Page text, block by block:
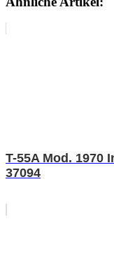
T-55A Mod. 1970
37094